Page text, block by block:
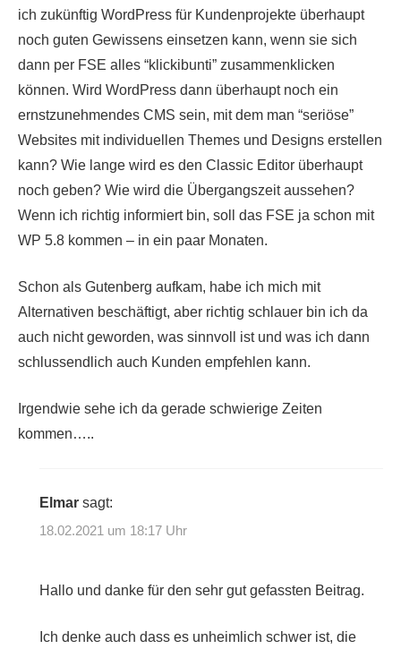
ich zukünftig WordPress für Kundenprojekte überhaupt
noch guten Gewissens einsetzen kann, wenn sie sich
dann per FSE alles “klickibunti” zusammenklicken
können. Wird WordPress dann überhaupt noch ein
ernstzunehmendes CMS sein, mit dem man “seriöse”
Websites mit individuellen Themes und Designs erstellen
kann? Wie lange wird es den Classic Editor überhaupt
noch geben? Wie wird die Übergangszeit aussehen?
Wenn ich richtig informiert bin, soll das FSE ja schon mit
WP 5.8 kommen – in ein paar Monaten.
Schon als Gutenberg aufkam, habe ich mich mit
Alternativen beschäftigt, aber richtig schlauer bin ich da
auch nicht geworden, was sinnvoll ist und was ich dann
schlussendlich auch Kunden empfehlen kann.
Irgendwie sehe ich da gerade schwierige Zeiten
kommen…..
Elmar sagt:
18.02.2021 um 18:17 Uhr
Hallo und danke für den sehr gut gefassten Beitrag.
Ich denke auch dass es unheimlich schwer ist, die